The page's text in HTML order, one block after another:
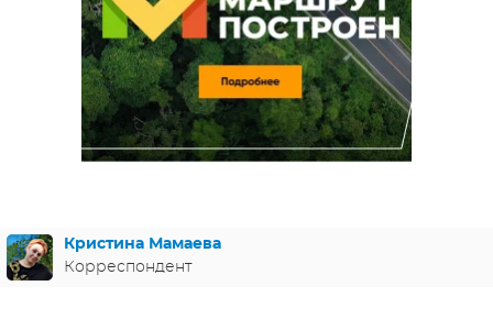
МЕЛОДРАМЫ
ИСПАНИЯ
ФРАНЦИЯ
ГЕРМАНИЯ
СВЕТСКИЕ НОВОСТИ
СПОЙЛЕРЫ ИЗ СЕРИАЛОВ
Кристина Мамаева
Корреспондент